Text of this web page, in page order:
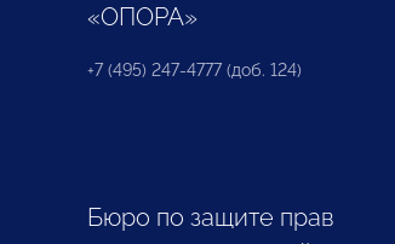
«ОПОРА»
+7 (495) 247-4777 (доб. 124)
Бюро по защите прав